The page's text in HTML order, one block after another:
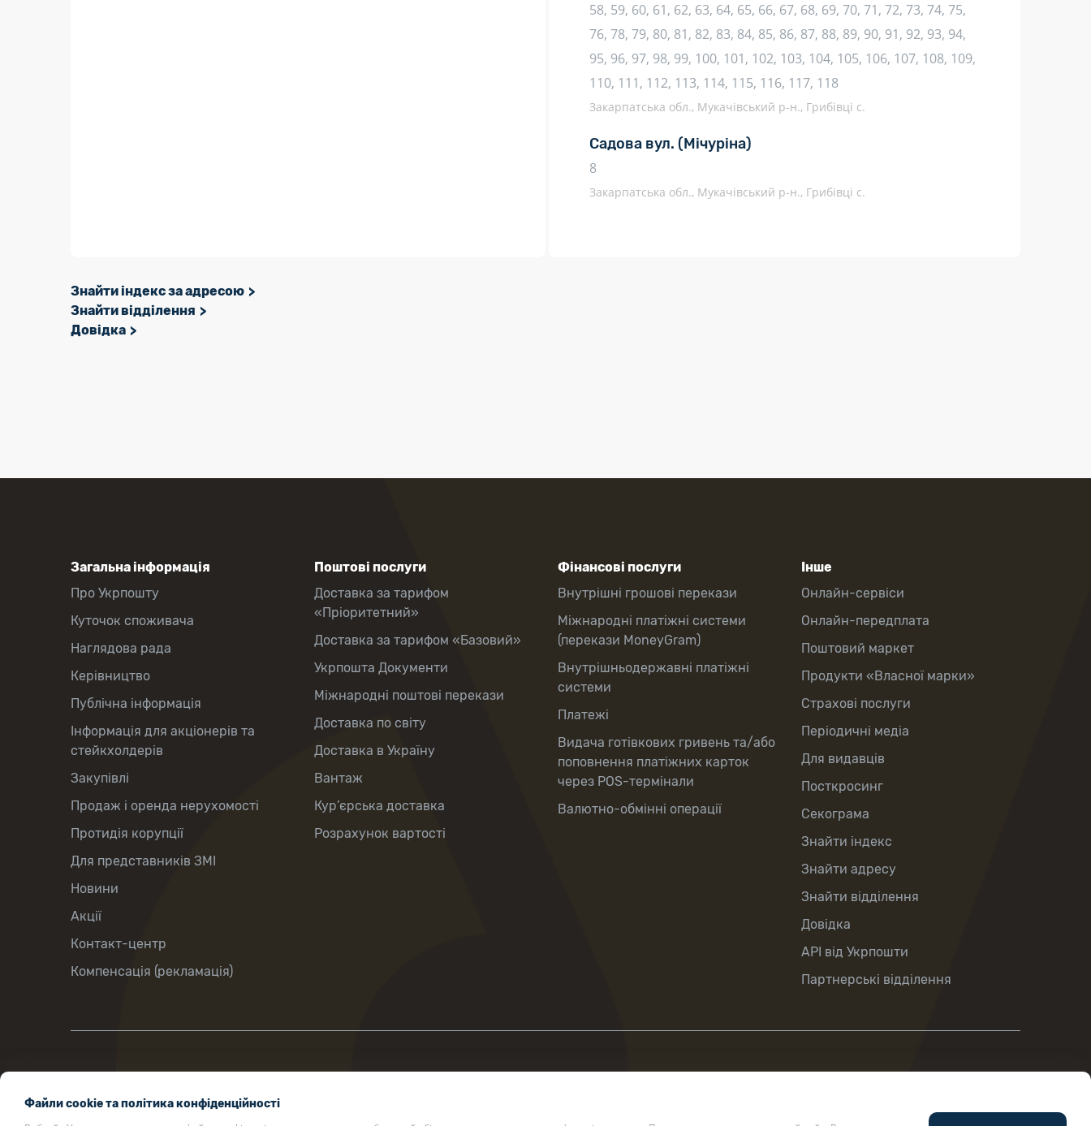
58, 59, 60, 61, 62, 63, 64, 65, 66, 67, 68, 69, 70, 71, 72, 73, 74, 75,
76, 78, 79, 80, 81, 82, 83, 84, 85, 86, 87, 88, 89, 90, 91, 92, 93, 94,
95, 96, 97, 98, 99, 100, 101, 102, 103, 104, 105, 106, 107, 108, 109,
110, 111, 112, 113, 114, 115, 116, 117, 118
Закарпатська обл., Мукачівський р-н., Грибівці с.
Садова вул. (Мічуріна)
8
Закарпатська обл., Мукачівський р-н., Грибівці с.
Знайти індекс за адресою
Знайти відділення
Довідка
Загальна інформація
Про Укрпошту
Куточок споживача
Наглядова рада
Керівництво
Публічна інформація
Інформація для акціонерів та
стейкхолдерів
Закупівлі
Продаж і оренда нерухомості
Протидія корупції
Для представників ЗМІ
Новини
Акції
Контакт-центр
Компенсація (рекламація)
Поштові послуги
Доставка за тарифом
«Пріоритетний»
Доставка за тарифом «Базовий»
Укрпошта Документи
Міжнародні поштові перекази
Доставка по світу
Доставка в Україну
Вантаж
Кур’єрська доставка
Розрахунок вартості
Фінансові послуги
Внутрішні грошові перекази
Міжнародні платіжні системи
(перекази MoneyGram)
Внутрішньодержавні платіжні
системи
Платежі
Видача готівкових гривень та/або
поповнення платіжних карток
через POS-термінали
Валютно-обмінні операції
Інше
Онлайн-сервіси
Онлайн-передплата
Поштовий маркет
Продукти «Власної марки»
Страхові послуги
Періодичні медіа
Для видавців
Посткросинг
Секограма
Знайти індекс
Знайти адресу
Знайти відділення
Довідка
API від Укрпошти
Партнерські відділення
ukrposhta@ukrposhta.ua
Файли cookie та політика конфіденційності